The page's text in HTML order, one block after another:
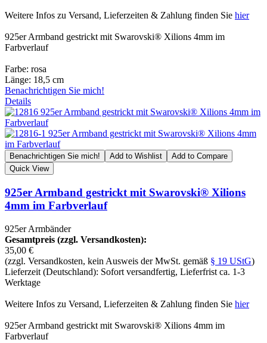
Weitere Infos zu Versand, Lieferzeiten & Zahlung finden Sie hier
925er Armband gestrickt mit Swarovski® Xilions 4mm im
Farbverlauf
Farbe: rosa
Länge: 18,5 cm
Benachrichtigen Sie mich!
Details
Benachrichtigen Sie mich! Add to Wishlist
Add to Compare
Quick View
925er Armband gestrickt mit Swarovski® Xilions
4mm im Farbverlauf
925er Armbänder
Gesamtpreis (zzgl. Versandkosten):
35,00 €
(zzgl. Versandkosten, kein Ausweis der MwSt. gemäß § 19 UStG)
Lieferzeit (Deutschland): Sofort versandfertig, Lieferfrist ca. 1-3
Werktage
Weitere Infos zu Versand, Lieferzeiten & Zahlung finden Sie hier
925er Armband gestrickt mit Swarovski® Xilions 4mm im
Farbverlauf